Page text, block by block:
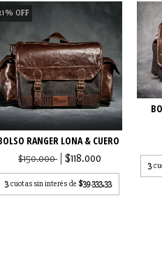
% OFF
RANGER LONA & CUERO
$150.000 $118.000
3 cuotas sin interés de $39.333,33
3